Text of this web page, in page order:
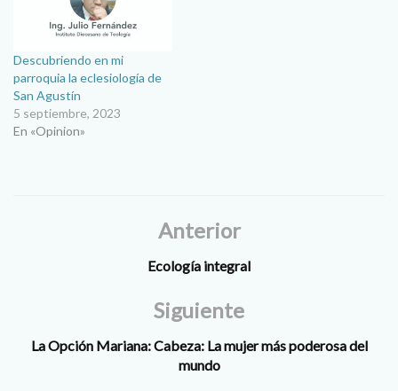
Descubriendo en mi
parroquia la eclesiología de
San Agustín
5 septiembre, 2023
En «Opinion»
Anterior
Ecología integral
Siguiente
La Opción Mariana: Cabeza: La mujer más poderosa del
mundo